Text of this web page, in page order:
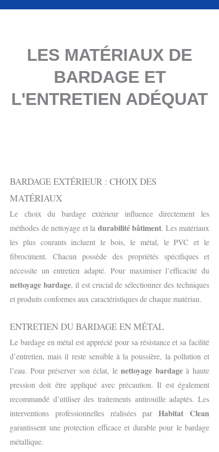
LES MATÉRIAUX DE
BARDAGE ET
L'ENTRETIEN ADÉQUAT
BARDAGE EXTÉRIEUR : CHOIX DES
MATÉRIAUX
Le choix du bardage extérieur influence directement les
méthodes de nettoyage et la durabilité bâtiment. Les matériaux
les plus courants incluent le bois, le métal, le PVC et le
fibrociment. Chacun possède des propriétés spécifiques et
nécessite un entretien adapté. Pour maximiser l’efficacité du
nettoyage bardage, il est crucial de sélectionner des techniques
et produits conformes aux caractéristiques de chaque matériau.
ENTRETIEN DU BARDAGE EN MÉTAL
Le bardage en métal est apprécié pour sa résistance et sa facilité
d’entretien, mais il reste sensible à la poussière, la pollution et
l’eau. Pour préserver son éclat, lenettoyage bardageà haute
pression doit être appliqué avec précaution. Il est également
recommandé d’utiliser des traitements antirouille adaptés. Les
interventions professionnelles réalisées parHabitat Clean
garantissent une protection efficace et durable pour le bardage
métallique.